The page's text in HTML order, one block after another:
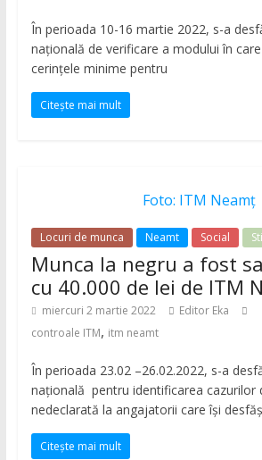
În perioada 10-16 martie 2022, s-a
naţională de verificare a modului în
cerinţele minime pentru
Citește mai mult
Foto: ITM Neamț
Locuri de munca Neamt Social
Munca la negru a fost
cu 40.000 de lei de ITM
miercuri 2 martie 2022 Editor Eka
controale ITM, itm neamt
În perioada 23.02 –26.02.2022, s-a
naţională pentru identificarea cazurilor
nedeclarată la angajatorii care îşi
Citește mai mult